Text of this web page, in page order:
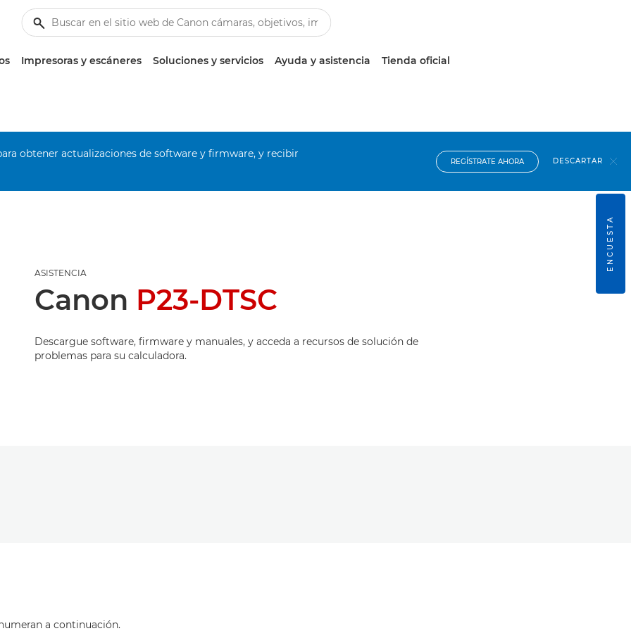
Impresoras y escáneres Soluciones y servicios Ayuda y asistencia Tienda oficial
obtener actualizaciones de software y firmware, y recibir
REGÍSTRATE AHORA DESCARTAR
ASISTENCIA
Canon P23-DTSC
Descargue software, firmware y manuales, y acceda a recursos de solución de
problemas para su calculadora.
a continuación.
ENCUESTA